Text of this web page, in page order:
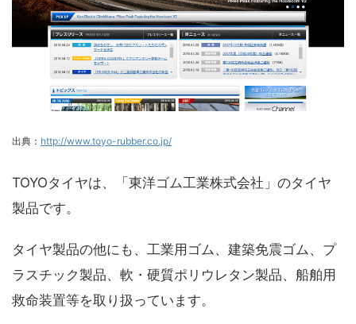
出典： http://www.toyo-rubber.co.jp/
TOYOタイヤは、「東洋ゴム工業株式会社」のタイヤ
製品です。
タイヤ製品の他にも、工業用ゴム、建築免震ゴム、プ
ラスチック製品、軟・硬質ポリウレタン製品、船舶用
救命装置等を取り扱っています。